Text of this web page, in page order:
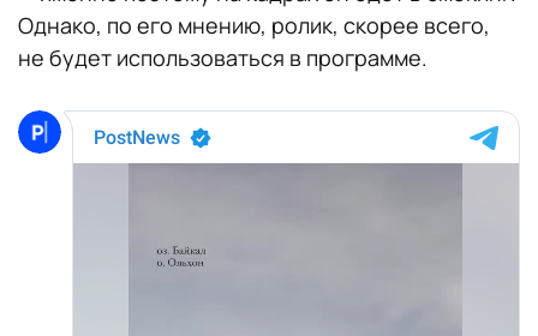
Однако, по его мнению, ролик, скорее всего,
не будет использоваться в программе.